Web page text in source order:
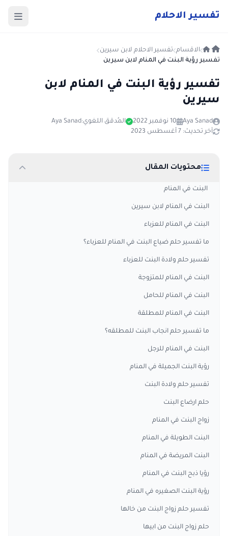
تفسير الاحلام
الاقسام تفسير الاحلام لابن سيرين
تفسير رؤية البنت في المنام لابن سيرين
تفسير رؤية البنت في المنام لابن
سيرين
Aya Sanad 10 نوفمبر 2022 المُدقق اللغوي:Aya Sanad
آخر تحديث: 7 أغسطس 2023
محتويات المقال
البنت في المنام
البنت في المنام لابن سيرين
البنت في المنام للعزباء
ما تفسير حلم ضياع البنت في المنام للعزباء؟
تفسير حلم ولادة البنت للعزباء
البنت في المنام للمتزوجة
البنت في المنام للحامل
البنت في المنام للمطلقة
ما تفسير حلم انجاب البنت للمطلقه؟
البنت في المنام للرجل
رؤية البنت الجميلة في المنام
تفسير حلم ولادة البنت
حلم ارضاع البنت
زواج البنت في المنام
البنت الطويلة في المنام
البنت المريضة في المنام
رؤيا ذبح البنت في المنام
رؤية البنت الصغيره في المنام
تفسير حلم زواج البنت من خالها
حلم زواج البنت من ابيها